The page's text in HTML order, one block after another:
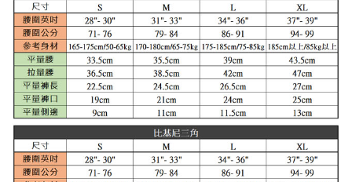
權轉讓予恩沛科技股份有限公司。
２．關於個人資料處理事宜，請瀏覽以下網址：
https://aftee.tw/terms/#terms3
３．未成年的使用者請事先徵得法定代理人或監護人之同意方可使用
「AFTEE先享後付」，若未經同意申辦者引起之損失，本公司不負相關責
任。
４．使用「AFTEE先享後付」時，將依據個別帳號之用戶狀況，依本公司即
時審查核予不同之上限額度；若仍有額度不足之情形，本公司將視審查結果
請求用戶進行身份認證。
５．嚴禁一人註冊多個帳號或使用他人資訊註冊。若發現惡意使用之情形，
恩沛科技股份有限公司將有權停止該用戶之使用額度並採取法律行動。
澎湖、金門、馬祖、小琉球、綠島、蘭嶼(郵局配送)
每筆NT$125
郵局快捷(隔天到貨，需先line@客服通知小編)
每筆NT$100
海外宅配 查看運費